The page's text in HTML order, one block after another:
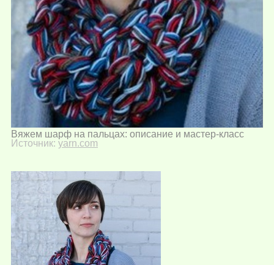
Вяжем шарф на пальцах: описание и мастер-класс
Источник: yarn.com